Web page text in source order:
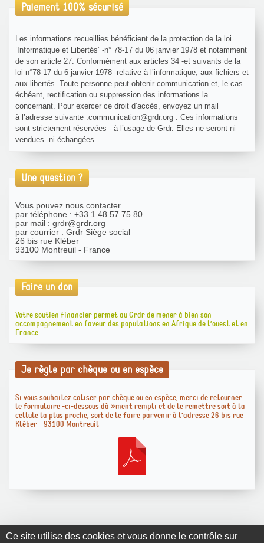
Ce site utilise des cookies et vous donne le contrôle sur
Paiement 100% sécurisé
Les informations recueillies bénéficient de la protection de la loi
’Informatique et Libertés’ -n° 78-17 du 06 janvier 1978 et notamment
de son article 27. Conformément aux articles 34 -et suivants de la
loi n°78-17 du 6 janvier 1978 -relative à l’informatique, aux fichiers et
aux libertés. Toute personne peut obtenir communication et, le cas
échéant, rectification ou suppression des informations la
concernant. Pour exercer ce droit d’accès, envoyez un mail
à l’adresse suivante :communication@grdr.org . Ces informations
sont strictement réservées - à l’usage de Grdr. Elles ne seront ni
vendues -ni échangées.
Une question ?
Vous pouvez nous contacter
par téléphone : +33 1 48 57 75 80
par mail : grdr@grdr.org
par courrier : Grdr Siège social
26 bis rue Kléber
93100 Montreuil - France
Faire un don
Votre soutien financier permet au Grdr de mener à bien son
accompagnement en faveur des populations en Afrique de l’ouest et en
France
Je règle par chèque ou en espèce
Si vous souhaitez cotiser par chèque ou en espèce, merci de retourner
le formulaire -ci-dessous dà »ment rempli et de le remettre soit à la
cellule la plus proche, soit de le faire parvenir à l’adresse 26 bis rue
Kléber - 93100 Montreuil